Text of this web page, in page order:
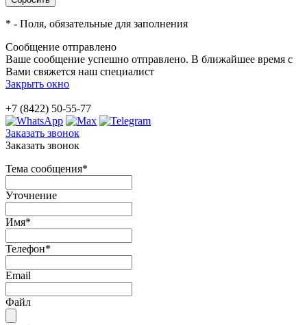
* - Поля, обязательные для заполнения
Сообщение отправлено
Ваше сообщение успешно отправлено. В ближайшее время с
Вами свяжется наш специалист
Закрыть окно
+7 (8422) 50-55-77
Заказать звонок
Заказать звонок
Тема сообщения*
Уточнение
Имя*
Телефон*
Email
Файл